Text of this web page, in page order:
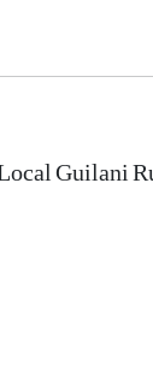
Guilani